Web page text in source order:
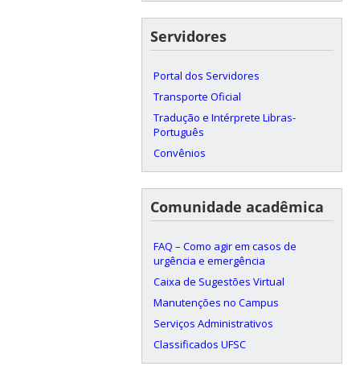
Servidores
Portal dos Servidores
Transporte Oficial
Tradução e Intérprete Libras-
Português
Convênios
Comunidade acadêmica
FAQ – Como agir em casos de
urgência e emergência
Caixa de Sugestões Virtual
Manutenções no Campus
Serviços Administrativos
Classificados UFSC